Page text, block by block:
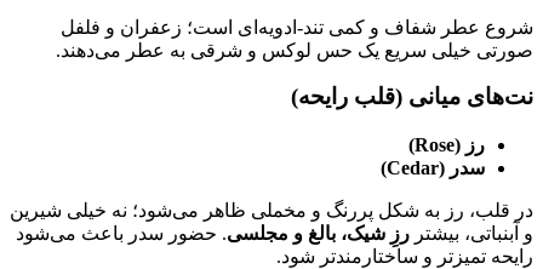
شروع عطر شفاف و کمی تند-ادویه‌ای است؛ زعفران و فلفل
صورتی خیلی سریع یک حس لوکس و شرقی به عطر می‌دهند.
نت‌های میانی (قلب رایحه)
رز (Rose)
سدر (Cedar)
در قلب، رز به شکل پررنگ و مخملی ظاهر می‌شود؛ نه خیلی شیرین
و آبنباتی، بیشتر رزِ شیک، بالغ و مجلسی. حضور سدر باعث می‌شود
رایحه تمیزتر و ساختارمندتر شود.